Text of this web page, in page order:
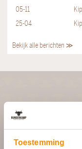
Toestemming
05-11
25-04
Bekijk alle berichten ≫
In 4